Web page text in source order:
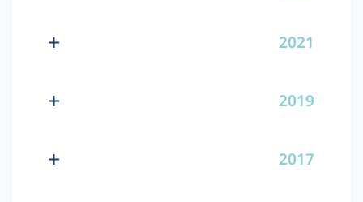
2021
2019
2017